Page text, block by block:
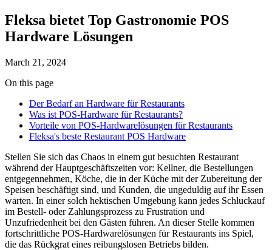
Fleksa bietet Top Gastronomie POS
Hardware Lösungen
March 21, 2024
On this page
Der Bedarf an Hardware für Restaurants
Was ist POS-Hardware für Restaurants?
Vorteile von POS-Hardwarelösungen für Restaurants
Fleksa's beste Restaurant POS Hardware
Stellen Sie sich das Chaos in einem gut besuchten Restaurant
während der Hauptgeschäftszeiten vor: Kellner, die Bestellungen
entgegennehmen, Köche, die in der Küche mit der Zubereitung der
Speisen beschäftigt sind, und Kunden, die ungeduldig auf ihr Essen
warten. In einer solch hektischen Umgebung kann jedes Schluckauf
im Bestell- oder Zahlungsprozess zu Frustration und
Unzufriedenheit bei den Gästen führen. An dieser Stelle kommen
fortschrittliche POS-Hardwarelösungen für Restaurants ins Spiel,
die das Rückgrat eines reibungslosen Betriebs bilden.